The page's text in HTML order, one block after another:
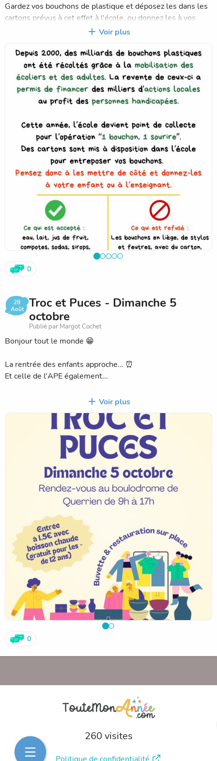
Gardez vos bouchons de plastique et déposez les dans les
cartons prévus à cet effet à l'école, ou donnez les à vos
enfants pour qu'ils les mettent eux-mêmes.
Merci pour votre soutien !
A vos bouchons
Voir plus
0
28
Août
Troc et Puces - Dimanche 5
octobre
Publié par Margot Cochet
Bonjour tout le monde 😁
La rentrée des enfants approche... ⏰
Et celle de l'APE également...
Nous sommes déjà en pleine préparation de notre 1ere
action de l'année... Notre traditionnel troc et puces !
Il aura lieu le dimanche 5 octobre de 9h à 17h au
Les inscriptions sont ouvertes alors à vous de jouer !
Faites le tri chez vous et inscrivez-vous soit via le coupon
en photo, soit via ce lien⤵️
www.helloasso.com/associations/ape-de-
querrien/evenements/troc-et-puces-de-querrien
A bientôt !
Le bureau de l'APE
Voir plus
0
260 visites